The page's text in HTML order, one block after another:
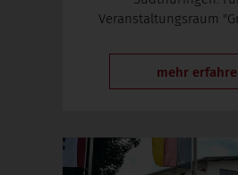
Veranstaltungsraum
mehr